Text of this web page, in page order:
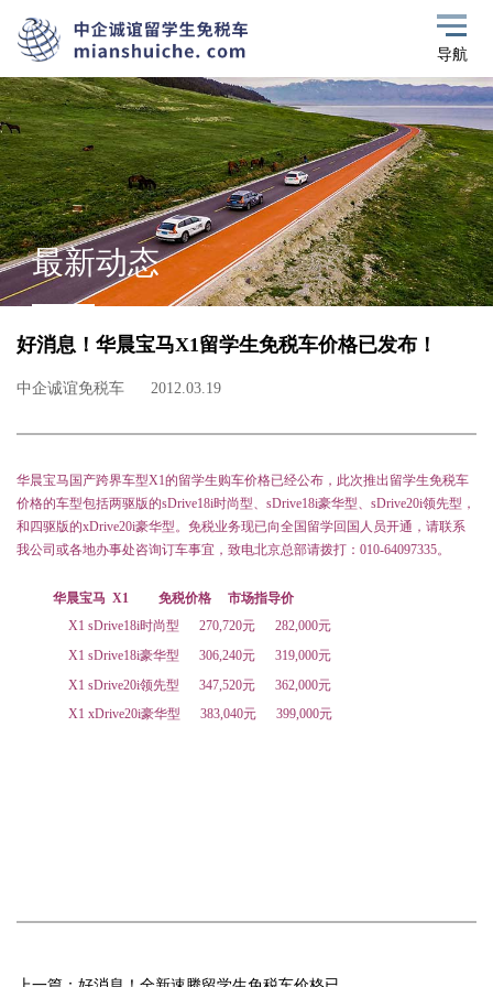
导航
最新动态
好消息！华晨宝马X1留学生免税车价格已发布！
中企诚谊免税车 2012.03.19
华晨宝马国产跨界车型X1的留学生购车价格已经公布，此次推出留学生免税车
价格的车型包括两驱版的sDrive18i时尚型、sDrive18i豪华型、sDrive20i领先型，
和四驱版的xDrive20i豪华型。免税业务现已向全国留学回国人员开通，请联系
我公司或各地办事处咨询订车事宜，致电北京总部请拨打：010-64097335。
华晨宝马 X1免税价格
市场指导价
X1 sDrive18i时尚型 270,720元
282,000元
X1 sDrive18i豪华型 306,240元
319,000元
X1 sDrive20i领先型 347,520元
362,000元
X1 xDrive20i豪华型 383,040元 399,000元